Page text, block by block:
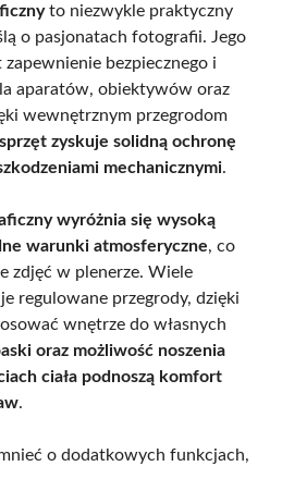
to niezwykle praktyczny
o pasjonatach fotografii. Jego
bezpiecznego i
aparatów, obiektywów oraz
wewnętrznym przegrodom
zyskuje solidną ochronę
mechanicznymi.
wyróżnia się wysoką
warunki atmosferyczne, co
zdjęć w plenerze. Wiele
regulowane przegrody, dzięki
wnętrze do własnych
oraz możliwość noszenia
ciała podnoszą komfort
.
o dodatkowych funkcjach,